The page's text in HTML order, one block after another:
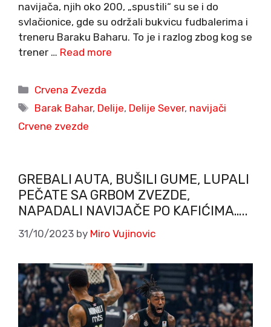
navijača, njih oko 200, „spustili“ su se i do
svlačionice, gde su održali bukvicu fudbalerima i
treneru Baraku Baharu. To je i razlog zbog kog se
trener … Read more
Categories
Crvena Zvezda
Tags
Barak Bahar, Delije, Delije Sever, navijači
Crvene zvezde
GREBALI AUTA, BUŠILI GUME, LUPALI
PEČATE SA GRBOM ZVEZDE,
NAPADALI NAVIJAČE PO KAFIĆIMA…..
31/10/2023 by Miro Vujinovic